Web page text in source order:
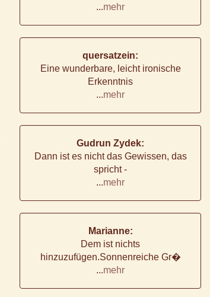
...mehr
quersatzein:
Eine wunderbare, leicht ironische
Erkenntnis
...mehr
Gudrun Zydek:
Dann ist es nicht das Gewissen, das
spricht -
...mehr
Marianne:
Dem ist nichts
hinzuzufügen.Sonnenreiche Gr�
...mehr